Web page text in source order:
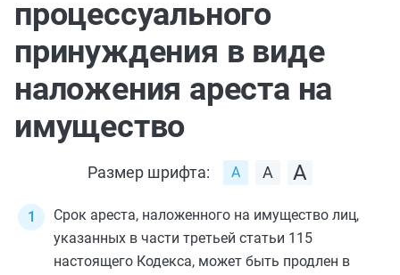
процессуального
принуждения в виде
наложения ареста на
имущество
Размер шрифта:
Срок ареста, наложенного на имущество лиц,
указанных в части третьей статьи 115
настоящего Кодекса, может быть продлен в